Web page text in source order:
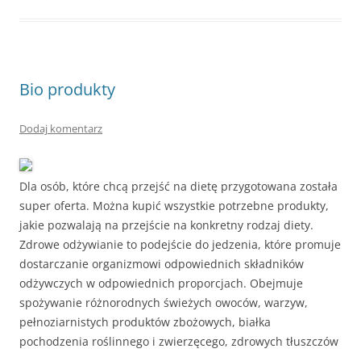
Bio produkty
Dodaj komentarz
Dla osób, które chcą przejść na dietę przygotowana została
super oferta. Można kupić wszystkie potrzebne produkty,
jakie pozwalają na przejście na konkretny rodzaj diety.
Zdrowe odżywianie to podejście do jedzenia, które promuje
dostarczanie organizmowi odpowiednich składników
odżywczych w odpowiednich proporcjach. Obejmuje
spożywanie różnorodnych świeżych owoców, warzyw,
pełnoziarnistych produktów zbożowych, białka
pochodzenia roślinnego i zwierzęcego, zdrowych tłuszczów